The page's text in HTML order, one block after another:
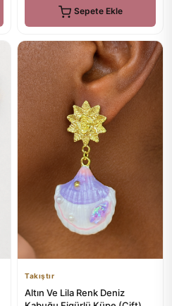
Sepete Ekle
Takıştır
Altın Ve Lila Renk Deniz